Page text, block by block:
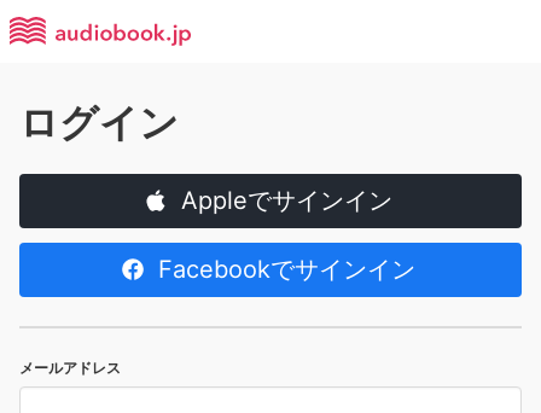
ログイン
Appleでサインイン
Facebookでサインイン
メールアドレス